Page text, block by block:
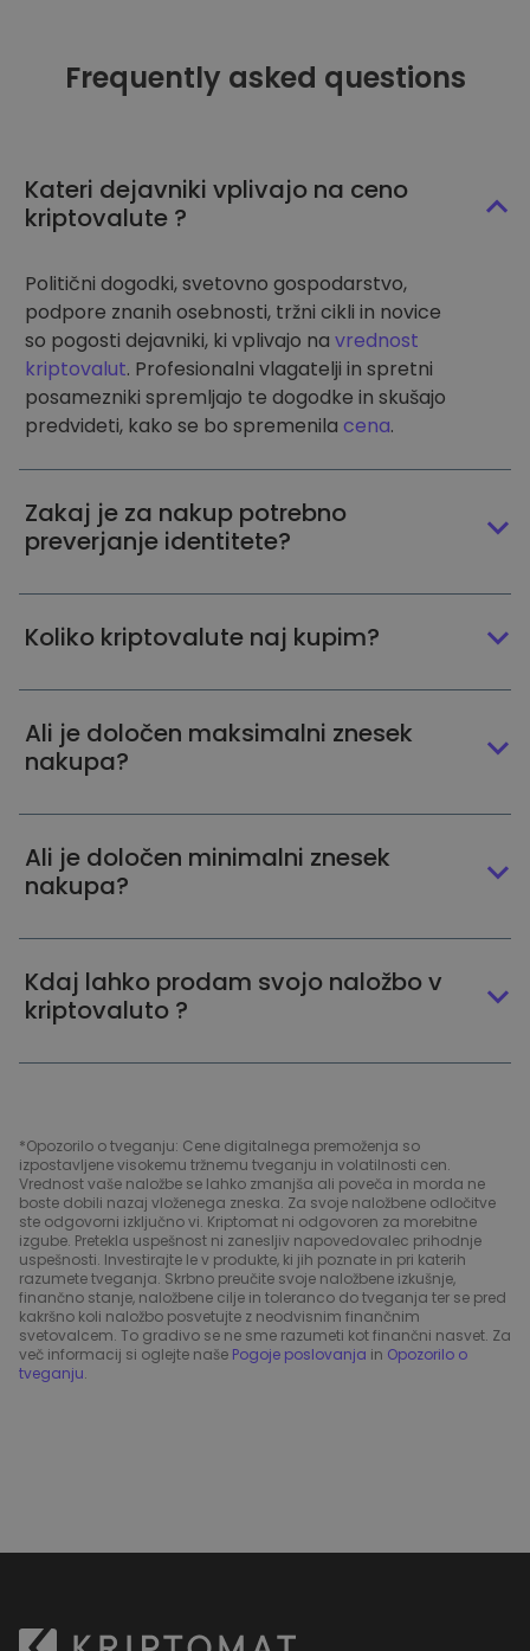
Frequently asked questions
Kateri dejavniki vplivajo na ceno
kriptovalute ?
Politični dogodki, svetovno gospodarstvo,
podpore znanih osebnosti, tržni cikli in novice
so pogosti dejavniki, ki vplivajo na vrednost
kriptovalut. Profesionalni vlagatelji in spretni
posamezniki spremljajo te dogodke in skušajo
predvideti, kako se bo spremenila cena.
Zakaj je za nakup potrebno
preverjanje identitete?
Koliko kriptovalute naj kupim?
Ali je določen maksimalni znesek
nakupa?
Ali je določen minimalni znesek
nakupa?
Kdaj lahko prodam svojo naložbo v
kriptovaluto ?
*Opozorilo o tveganju: Cene digitalnega premoženja so
izpostavljene visokemu tržnemu tveganju in volatilnosti cen.
Vrednost vaše naložbe se lahko zmanjša ali poveča in morda ne
boste dobili nazaj vloženega zneska. Za svoje naložbene odločitve
ste odgovorni izključno vi. Kriptomat ni odgovoren za morebitne
izgube. Pretekla uspešnost ni zanesljiv napovedovalec prihodnje
uspešnosti. Investirajte le v produkte, ki jih poznate in pri katerih
razumete tveganja. Skrbno preučite svoje naložbene izkušnje,
finančno stanje, naložbene cilje in toleranco do tveganja ter se pred
kakršno koli naložbo posvetujte z neodvisnim finančnim
svetovalcem. To gradivo se ne sme razumeti kot finančni nasvet. Za
več informacij si oglejte naše Pogoje poslovanja in Opozorilo o
tveganju.